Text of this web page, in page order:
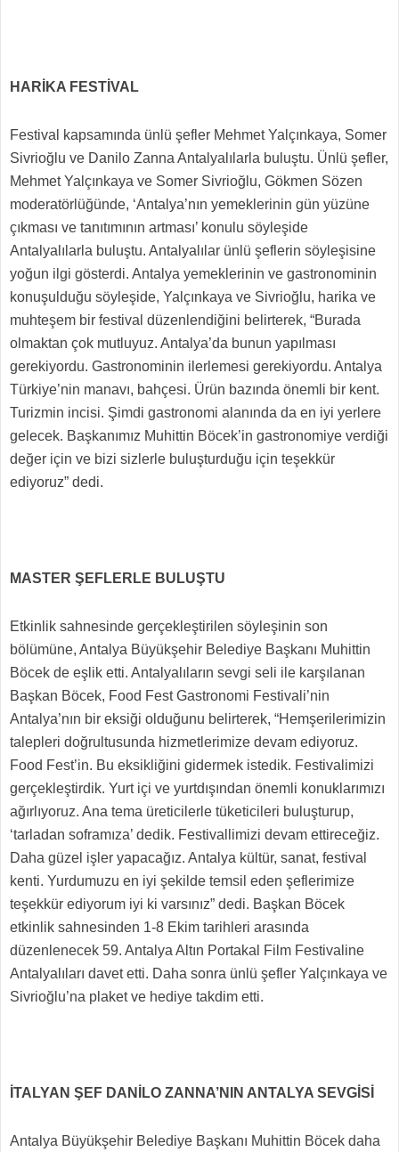
HARİKA FESTİVAL
Festival kapsamında ünlü şefler Mehmet Yalçınkaya, Somer
Sivrioğlu ve Danilo Zanna Antalyalılarla buluştu. Ünlü şefler,
Mehmet Yalçınkaya ve Somer Sivrioğlu, Gökmen Sözen
moderatörlüğünde, ‘Antalya’nın yemeklerinin gün yüzüne
çıkması ve tanıtımının artması’ konulu söyleşide
Antalyalılarla buluştu. Antalyalılar ünlü şeflerin söyleşisine
yoğun ilgi gösterdi. Antalya yemeklerinin ve gastronominin
konuşulduğu söyleşide, Yalçınkaya ve Sivrioğlu, harika ve
muhteşem bir festival düzenlendiğini belirterek, “Burada
olmaktan çok mutluyuz. Antalya’da bunun yapılması
gerekiyordu. Gastronominin ilerlemesi gerekiyordu. Antalya
Türkiye’nin manavı, bahçesi. Ürün bazında önemli bir kent.
Turizmin incisi. Şimdi gastronomi alanında da en iyi yerlere
gelecek. Başkanımız Muhittin Böcek’in gastronomiye verdiği
değer için ve bizi sizlerle buluşturduğu için teşekkür
ediyoruz” dedi.
MASTER ŞEFLERLE BULUŞTU
Etkinlik sahnesinde gerçekleştirilen söyleşinin son
bölümüne, Antalya Büyükşehir Belediye Başkanı Muhittin
Böcek de eşlik etti. Antalyalıların sevgi seli ile karşılanan
Başkan Böcek, Food Fest Gastronomi Festivali’nin
Antalya’nın bir eksiği olduğunu belirterek, “Hemşerilerimizin
talepleri doğrultusunda hizmetlerimize devam ediyoruz.
Food Fest’in. Bu eksikliğini gidermek istedik. Festivalimizi
gerçekleştirdik. Yurt içi ve yurtdışından önemli konuklarımızı
ağırlıyoruz. Ana tema üreticilerle tüketicileri buluşturup,
‘tarladan soframıza’ dedik. Festivallimizi devam ettireceğiz.
Daha güzel işler yapacağız. Antalya kültür, sanat, festival
kenti. Yurdumuzu en iyi şekilde temsil eden şeflerimize
teşekkür ediyorum iyi ki varsınız” dedi. Başkan Böcek
etkinlik sahnesinden 1-8 Ekim tarihleri arasında
düzenlenecek 59. Antalya Altın Portakal Film Festivaline
Antalyalıları davet etti. Daha sonra ünlü şefler Yalçınkaya ve
Sivrioğlu’na plaket ve hediye takdim etti.
İTALYAN ŞEF DANİLO ZANNA’NIN ANTALYA SEVGİSİ
Antalya Büyükşehir Belediye Başkanı Muhittin Böcek daha